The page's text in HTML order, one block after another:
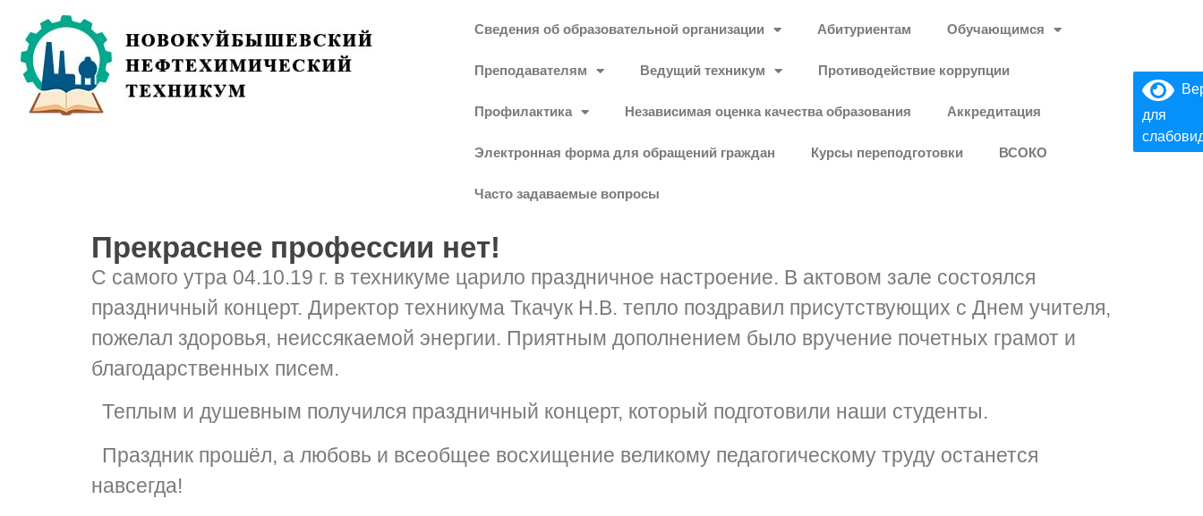
для
Сведения об образовательной организации Абитуриентам Обучающимся
Преподавателям Ведущий техникум Противодействие коррупции
Профилактика Независимая оценка качества образования Аккредитация
Электронная форма для обращений граждан Курсы переподготовки ВСОКО
Часто задаваемые вопросы
Прекраснее профессии нет!
С самого утра 04.10.19 г. в техникуме царило праздничное настроение. В актовом зале состоялся
праздничный концерт. Директор техникума Ткачук Н.В. тепло поздравил присутствующих с Днем учителя,
пожелал здоровья, неиссякаемой энергии. Приятным дополнением было вручение почетных грамот и
благодарственных писем.
Теплым и душевным получился праздничный концерт, который подготовили наши студенты.
Праздник прошёл, а любовь и всеобщее восхищение великому педагогическому труду останется
навсегда!